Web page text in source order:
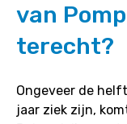
ziekte
van
Pompe
een
rolstoel
van
terecht?
Ongeveer de
jaar ziek zijn,